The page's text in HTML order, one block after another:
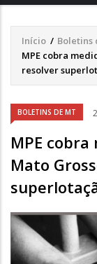
Trilha
de
Início / Boletins
MPE cobra
resolver
BOLETINS DE MT
MPE
Mato
Áudio